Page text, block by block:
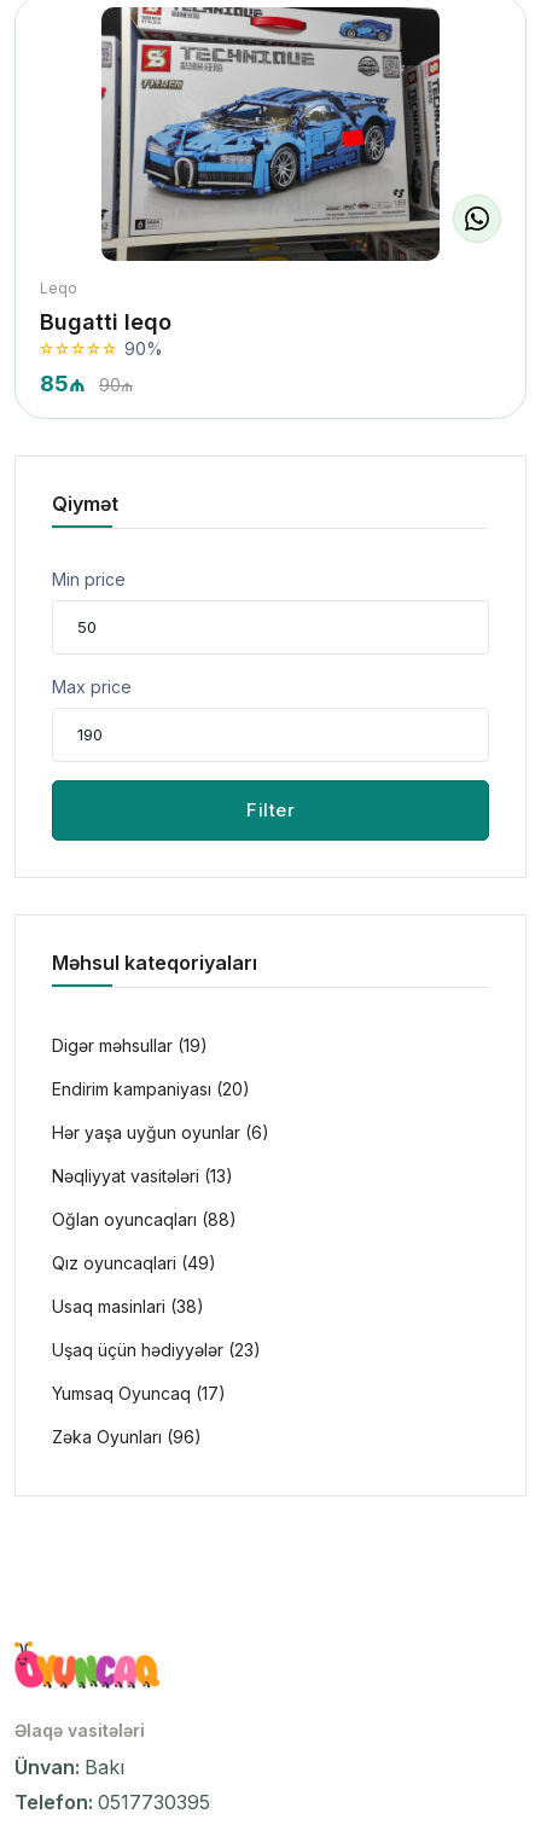
Leqo
Bugatti leqo
90%
85₼ 90₼
Qiymət
Min price
Max price
Filter
Məhsul kateqoriyaları
Digər məhsullar (19)
Endirim kampaniyası (20)
Hər yaşa uyğun oyunlar (6)
Nəqliyyat vasitələri (13)
Oğlan oyuncaqları (88)
Qız oyuncaqlari (49)
Usaq masinlari (38)
Uşaq üçün hədiyyələr (23)
Yumsaq Oyuncaq (17)
Zəka Oyunları (96)
Əlaqə vasitələri
Ünvan: Bakı
Telefon: 0517730395